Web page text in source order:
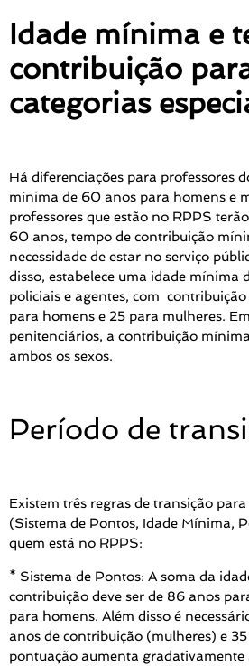
Idade mínima e
contribuição
categorias
Há diferenciações para professores
mínima de 60 anos para homens e
professores que estão no RPPS
60 anos, tempo de contribuição
necessidade de estar no serviço
disso, estabelece uma idade mínima
policiais e agentes, com
para homens e 25 para mulheres.
penitenciários, a contribuição
ambos os sexos.
Período de
Existem três regras de transição
(Sistema de Pontos, Idade Mínima,
quem está no RPPS:
* Sistema de Pontos: A soma da
contribuição deve ser de 86 anos
para homens. Além disso é
anos de contribuição (mulheres) e
pontuação aumenta